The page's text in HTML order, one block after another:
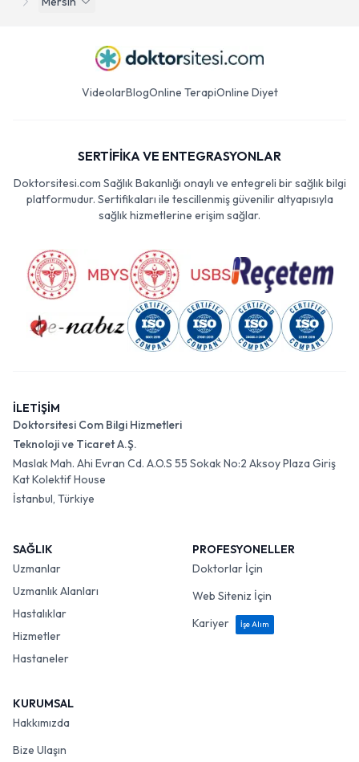
VideolarBlogOnline TerapiOnline Diyet
SERTİFİKA VE ENTEGRASYONLAR
Doktorsitesi.com Sağlık Bakanlığı onaylı ve entegreli bir sağlık bilgi
platformudur. Sertifikaları ile tescillenmiş güvenilir altyapısıyla
sağlık hizmetlerine erişim sağlar.
İLETİŞİM
Doktorsitesi Com Bilgi Hizmetleri
Teknoloji ve Ticaret A.Ş.
Maslak Mah. Ahi Evran Cd. A.O.S 55 Sokak No:2 Aksoy Plaza Giriş
Kat Kolektif House
İstanbul, Türkiye
SAĞLIK
Uzmanlar
Uzmanlık Alanları
Hastalıklar
Hizmetler
Hastaneler
PROFESYONELLER
Doktorlar İçin
Web Siteniz İçin
Kariyer
İşe Alım
KURUMSAL
Hakkımızda
Bize Ulaşın